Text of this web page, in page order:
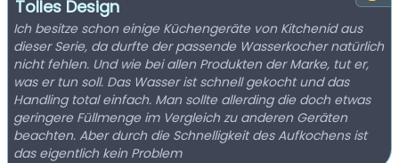
Tolles Design
Ich besitze schon einige Küchengeräte von Kitchenid aus
dieser Serie, da durfte der passende Wasserkocher natürlich
nicht fehlen. Und wie bei allen Produkten der Marke, tut er,
was er tun soll. Das Wasser ist schnell gekocht und das
Handling total einfach. Man sollte allerding die doch etwas
geringere Füllmenge im Vergleich zu anderen Geräten
beachten. Aber durch die Schnelligkeit des Aufkochens ist
das eigentlich kein Problem